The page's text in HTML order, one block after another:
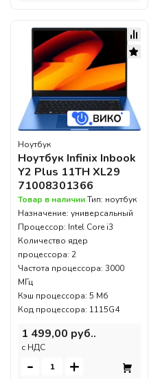
Ноутбук
Ноутбук Infinix Inbook
Y2 Plus 11TH XL29
71008301366
Товар в наличииТип: ноутбук
Назначение: универсальный
Процессор: Intel Core i3
Количество ядер
процессора: 2
Частота процессора: 3000
МГц
Кэш процессора: 5 Мб
Код процессора: 1115G4
1 499,00 руб..
c НДС
- +